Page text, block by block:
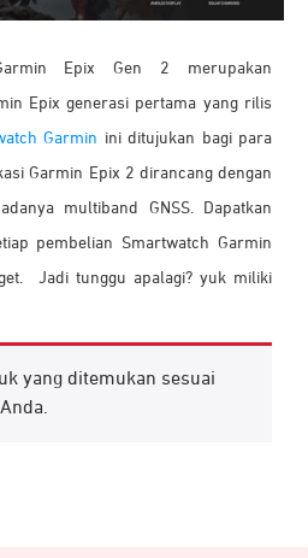
Epix Gen 2 merupakan
Epix generasi pertama yang rilis
Garmin ini ditujukan bagi para
Garmin Epix 2 dirancang dengan
multiband GNSS. Dapatkan
pembelian Smartwatch Garmin
Jadi tunggu apalagi? yuk miliki
yang ditemukan sesuai